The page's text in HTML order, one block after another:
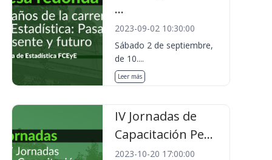
...
2023-09-02 10:30:00
Sábado 2 de septiembre,
de 10....
Leer más
IV Jornadas de
Capacitación Pe...
2023-10-20 17:00:00